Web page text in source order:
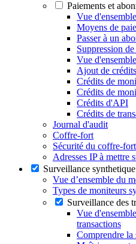
Paiements et
Vue
Moyens de
Passer à un
Suppression
Vue
Ajout de crédits
Crédits de
Crédits de
Crédits d'API
Crédits de
Journal d'audit
Coffre-fort
Sécurité du coffre-fort
Adresses IP à mettre
Surveillance synthetique
Vue d’ensemble du
Types de moniteurs
Surveillance des
Vue
transactions
Comprendre la